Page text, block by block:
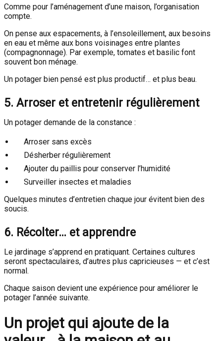
Comme pour l’aménagement d’une maison, l’organisation
compte.
On pense aux espacements, à l’ensoleillement, aux besoins
en eau et même aux bons voisinages entre plantes
(compagnonnage). Par exemple, tomates et basilic font
souvent bon ménage.
Un potager bien pensé est plus productif… et plus beau.
5. Arroser et entretenir régulièrement
Un potager demande de la constance :
Arroser sans excès
Désherber régulièrement
Ajouter du paillis pour conserver l’humidité
Surveiller insectes et maladies
Quelques minutes d’entretien chaque jour évitent bien des
soucis.
6. Récolter… et apprendre
Le jardinage s’apprend en pratiquant. Certaines cultures
seront spectaculaires, d’autres plus capricieuses — et c’est
normal.
Chaque saison devient une expérience pour améliorer le
potager l’année suivante.
Un projet qui ajoute de la